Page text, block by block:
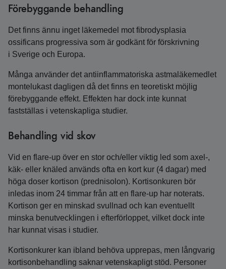
Förebyggande behandling
Det finns ännu inget läkemedel mot fibrodysplasia
ossificans progressiva som är godkänt för förskrivning
i Sverige och Europa.
Många använder det antiinflammatoriska astmaläkemedlet
montelukast dagligen då det finns en teoretiskt möjlig
förebyggande effekt. Effekten har dock inte kunnat
fastställas i vetenskapliga studier.
Behandling vid skov
Vid en flare-up över en stor och/eller viktig led som axel-,
käk- eller knäled används ofta en kort kur (4 dagar) med
höga doser kortison (prednisolon). Kortisonkuren bör
inledas inom 24 timmar från att en flare-up har noterats.
Kortison ger en minskad svullnad och kan eventuellt
minska benutvecklingen i efterförloppet, vilket dock inte
har kunnat visas i studier.
Kortisonkurer kan ibland behöva upprepas, men långvarig
kortisonbehandling saknar vetenskapligt stöd. Personer